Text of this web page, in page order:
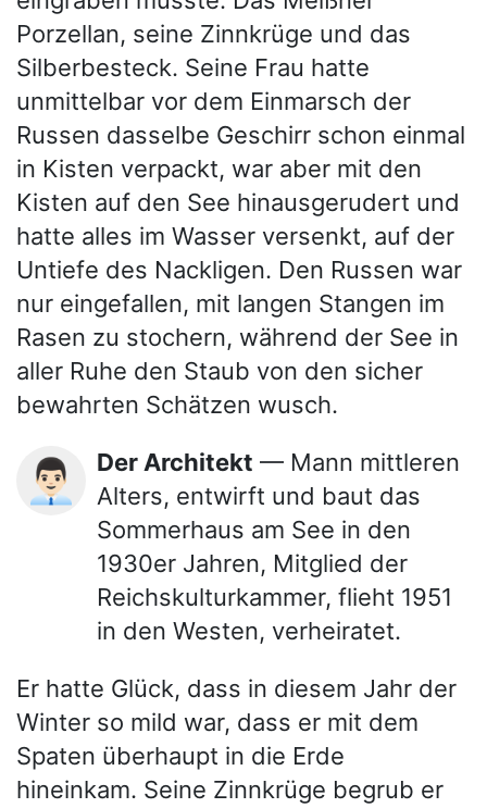
Porzellan, seine Zinnkrüge und das
Silberbesteck. Seine Frau hatte
unmittelbar vor dem Einmarsch der
Russen dasselbe Geschirr schon einmal
in Kisten verpackt, war aber mit den
Kisten auf den See hinausgerudert und
hatte alles im Wasser versenkt, auf der
Untiefe des Nackligen. Den Russen war
nur eingefallen, mit langen Stangen im
Rasen zu stochern, während der See in
aller Ruhe den Staub von den sicher
bewahrten Schätzen wusch.
👨🏻‍💼 Der Architekt — Mann mittleren
Alters, entwirft und baut das
Sommerhaus am See in den
1930er Jahren, Mitglied der
Reichskulturkammer, flieht 1951
in den Westen, verheiratet.
Er hatte Glück, dass in diesem Jahr der
Winter so mild war, dass er mit dem
Spaten überhaupt in die Erde
hineinkam. Seine Zinnkrüge begrub er